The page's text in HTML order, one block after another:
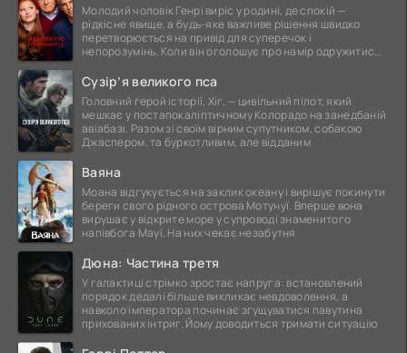
Молодий чоловік Генрі виріс у родині, де спокій —
рідкісне явище, а будь-яке важливе рішення швидко
перетворюється на привід для суперечок і
непорозумінь. Коли він оголошує про намір одружитися,
Сузір’я великого пса
Головний герой історії, Хіг, — цивільний пілот, який
мешкає у постапокаліптичному Колорадо на занедбаній
авіабазі. Разом зі своїм вірним супутником, собакою
Джаспером, та буркотливим, але відданим
Ваяна
Моана відгукується на заклик океану і вирішує покинути
береги свого рідного острова Мотунуї. Вперше вона
вирушає у відкрите море у супроводі знаменитого
напівбога Мауї. На них чекає незабутня
Дюна: Частина третя
У галактиці стрімко зростає напруга: встановлений
порядок дедалі більше викликає невдоволення, а
навколо імператора починає згущуватися павутина
прихованих інтриг. Йому доводиться тримати ситуацію